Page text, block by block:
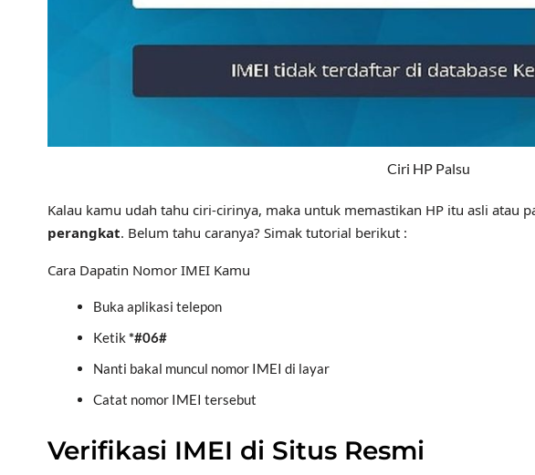
Ciri HP Palsu
Kalau kamu udah tahu ciri‑cirinya, maka untuk memastikan HP itu asli atau
perangkat. Belum tahu caranya? Simak tutorial berikut :
Cara Dapatin Nomor IMEI Kamu
Buka aplikasi telepon
Ketik *#06#
Nanti bakal muncul nomor IMEI di layar
Catat nomor IMEI tersebut
Verifikasi IMEI di Situs Resmi